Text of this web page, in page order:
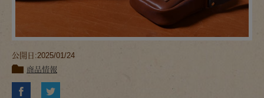
公開日:2025/01/24
商品情報